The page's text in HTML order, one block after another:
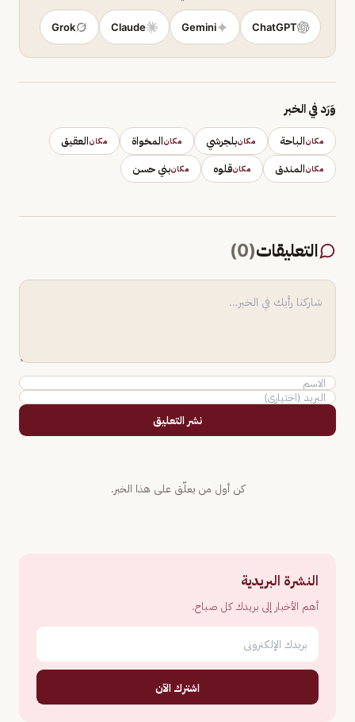
ChatGPT
Gemini
Claude
Grok
وَرَد في الخبر
مكانالباحة مكانبلجرشي مكانالمخواة مكانالعقيق
مكانالمندق مكانقلوه مكانبني حسن
التعليقات(
0
)
نشر التعليق
كن أول من يعلّق على هذا الخبر.
النشرة البريدية
أهم الأخبار إلى بريدك كل صباح.
اشترك الآن